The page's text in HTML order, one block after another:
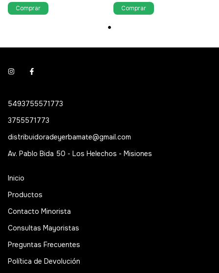
5493755571773
3755571773
distribuidoradeyerbamate@gmail.com
Av. Pablo Bida 50 - Los Helechos - Misiones
Inicio
Productos
Contacto Minorista
Consultas Mayoristas
Preguntas Frecuentes
Política de Devolución